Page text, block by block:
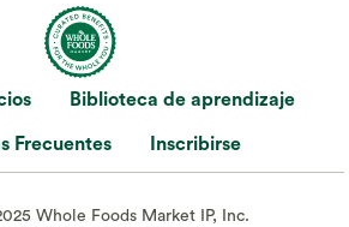
Biblioteca de aprendizaje
Frecuentes Inscribirse
Whole Foods Market IP, Inc.